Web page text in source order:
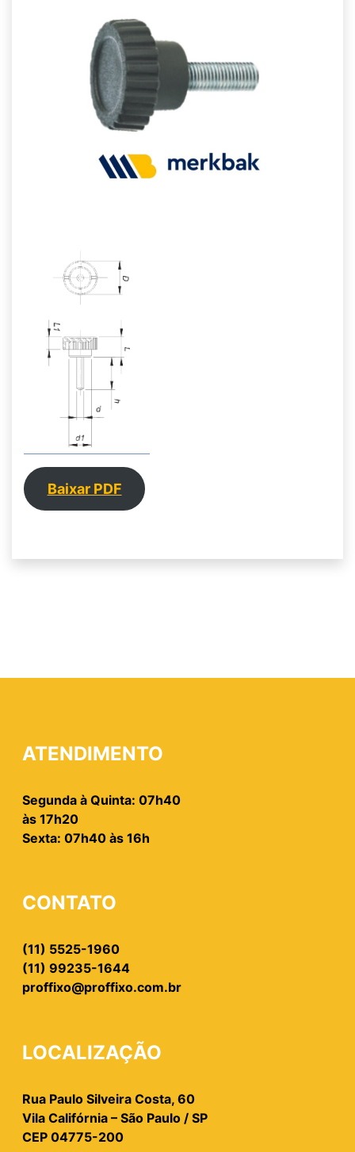
Baixar PDF
ATENDIMENTO
Segunda à Quinta: 07h40
às 17h20
Sexta: 07h40 às 16h
CONTATO
(11) 5525-1960
(11) 99235-1644
proffixo@proffixo.com.br
LOCALIZAÇÃO
Rua Paulo Silveira Costa, 60
Vila Califórnia – São Paulo / SP
CEP 04775-200